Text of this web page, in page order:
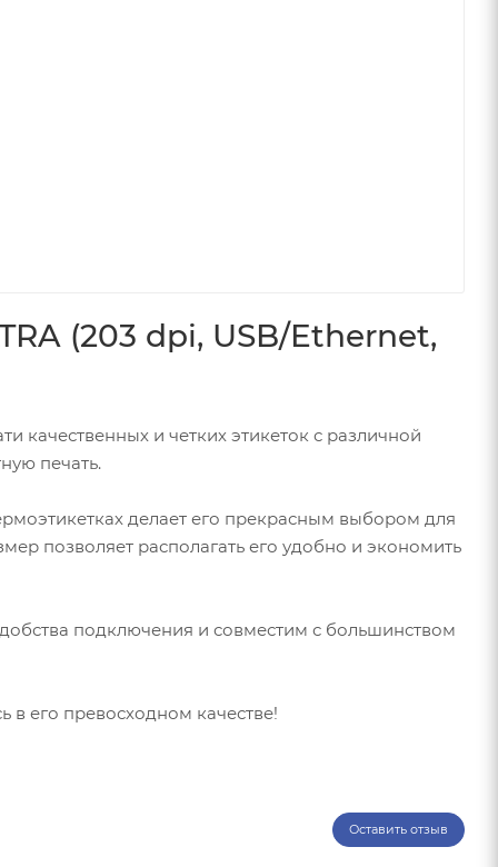
(203 dpi, USB/Ethernet,
качественных и четких этикеток с различной
печать.
делает его прекрасным выбором для
позволяет располагать его удобно и экономить
подключения и совместим с большинством
в его превосходном качестве!
Оставить отзыв